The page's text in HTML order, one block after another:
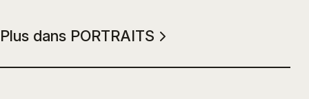
Plus dans PORTRAITS